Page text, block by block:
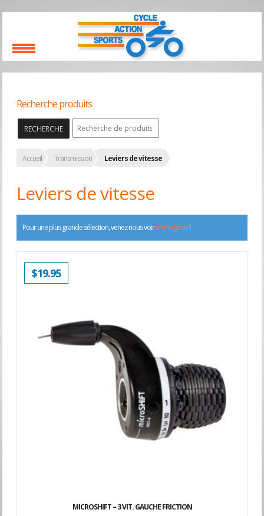
Recherche produits
RECHERCHE
Accueil Transmission Leviers de vitesse
Leviers de vitesse
Pour une plus grande sélection, venez nous voiren magasin!
MICROSHIFT – 3 VIT. GAUCHE FRICTION
$19.95